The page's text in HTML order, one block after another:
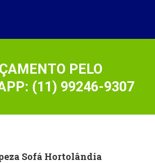
PELO
(11) 99246-9307
Sofá Hortolândia